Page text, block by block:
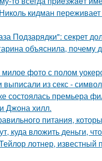
кидман
Подзарядки": секрет
объяснила, почему
милое фото с полом
выписали из секс -
состоялась премьера
Джона хилл.
питания,
куда вложить деньги,
лотнер,